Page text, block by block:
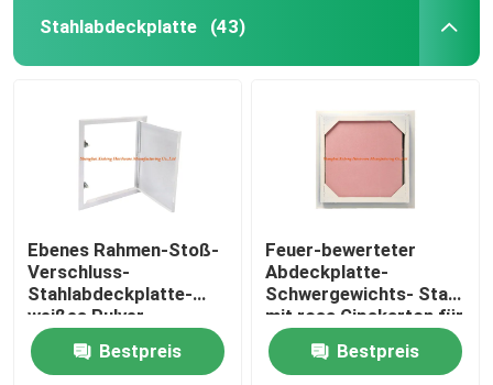
Stahlabdeckplatte (43)
Ebenes Rahmen-Stoß-
Verschluss-
Stahlabdeckplatte-
weißes Pulver-
überzogene
Schattenfuge
Bestpreis
Feuer-bewerteter
Abdeckplatte-
Schwergewichts- Stahl
mit rosa Gipskarton für
Trockenmauer
Bestpreis